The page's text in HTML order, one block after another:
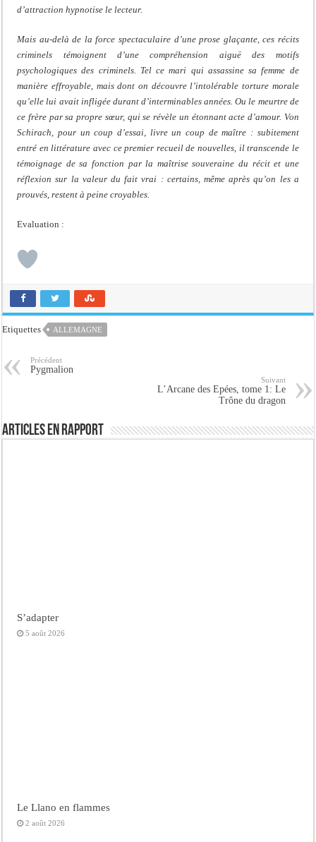
d’attraction hypnotise le lecteur.
Mais au-delà de la force spectaculaire d’une prose glaçante, ces récits
criminels témoignent d’une compréhension aiguë des motifs
psychologiques des criminels. Tel ce mari qui assassine sa femme de
manière effroyable, mais dont on découvre l’intolérable torture morale
qu’elle lui avait infligée durant d’interminables années. Ou le meurtre de
ce frère par sa propre sœur, qui se révèle un étonnant acte d’amour. Von
Schirach, pour un coup d’essai, livre un coup de maître : subitement
entré en littérature avec ce premier recueil de nouvelles, il transcende le
témoignage de sa fonction par la maîtrise souveraine du récit et une
réflexion sur la valeur du fait vrai : certains, même après qu’on les a
prouvés, restent à peine croyables.
Evaluation :
Etiquettes ALLEMAGNE
Précédent
Pygmalion
Suivant
L’Arcane des Epées, tome 1: Le
Trône du dragon
Articles en rapport
S’adapter
5 août 2026
Le Llano en flammes
2 août 2026